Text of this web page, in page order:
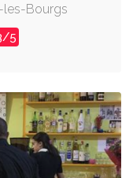
les-Bourgs
5